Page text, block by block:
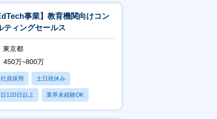
事業】教育機関向けコン
ティングセールス
東京都
450万~800万
員採用 土日祝休み
120日以上 業界未経験OK
あり